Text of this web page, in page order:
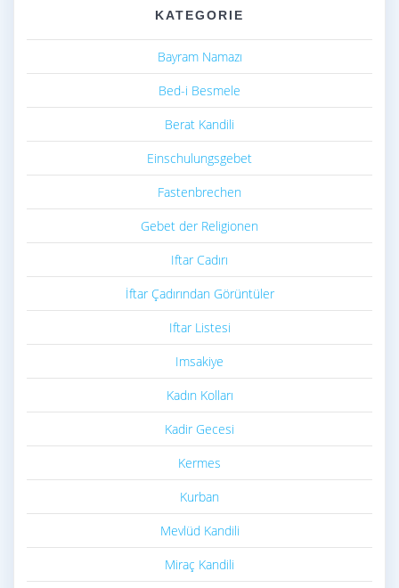
KATEGORIE
Bayram Namazı
Bed-i Besmele
Berat Kandili
Einschulungsgebet
Fastenbrechen
Gebet der Religionen
Iftar Cadırı
İftar Çadırından Görüntüler
Iftar Listesi
Imsakiye
Kadın Kolları
Kadir Gecesi
Kermes
Kurban
Mevlüd Kandili
Miraç Kandili